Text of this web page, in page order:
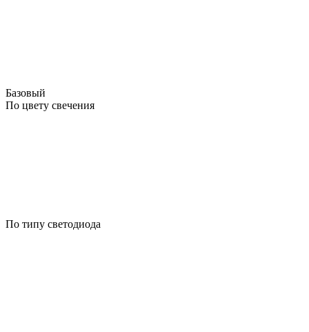
Базовый
По цвету свечения
По типу светодиода